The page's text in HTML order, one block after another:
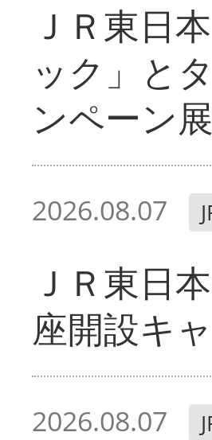
ＪＲ東日
ック」と
ンペーン
2026.08.07
ＪＲ東日
座開設キ
2026.08.07